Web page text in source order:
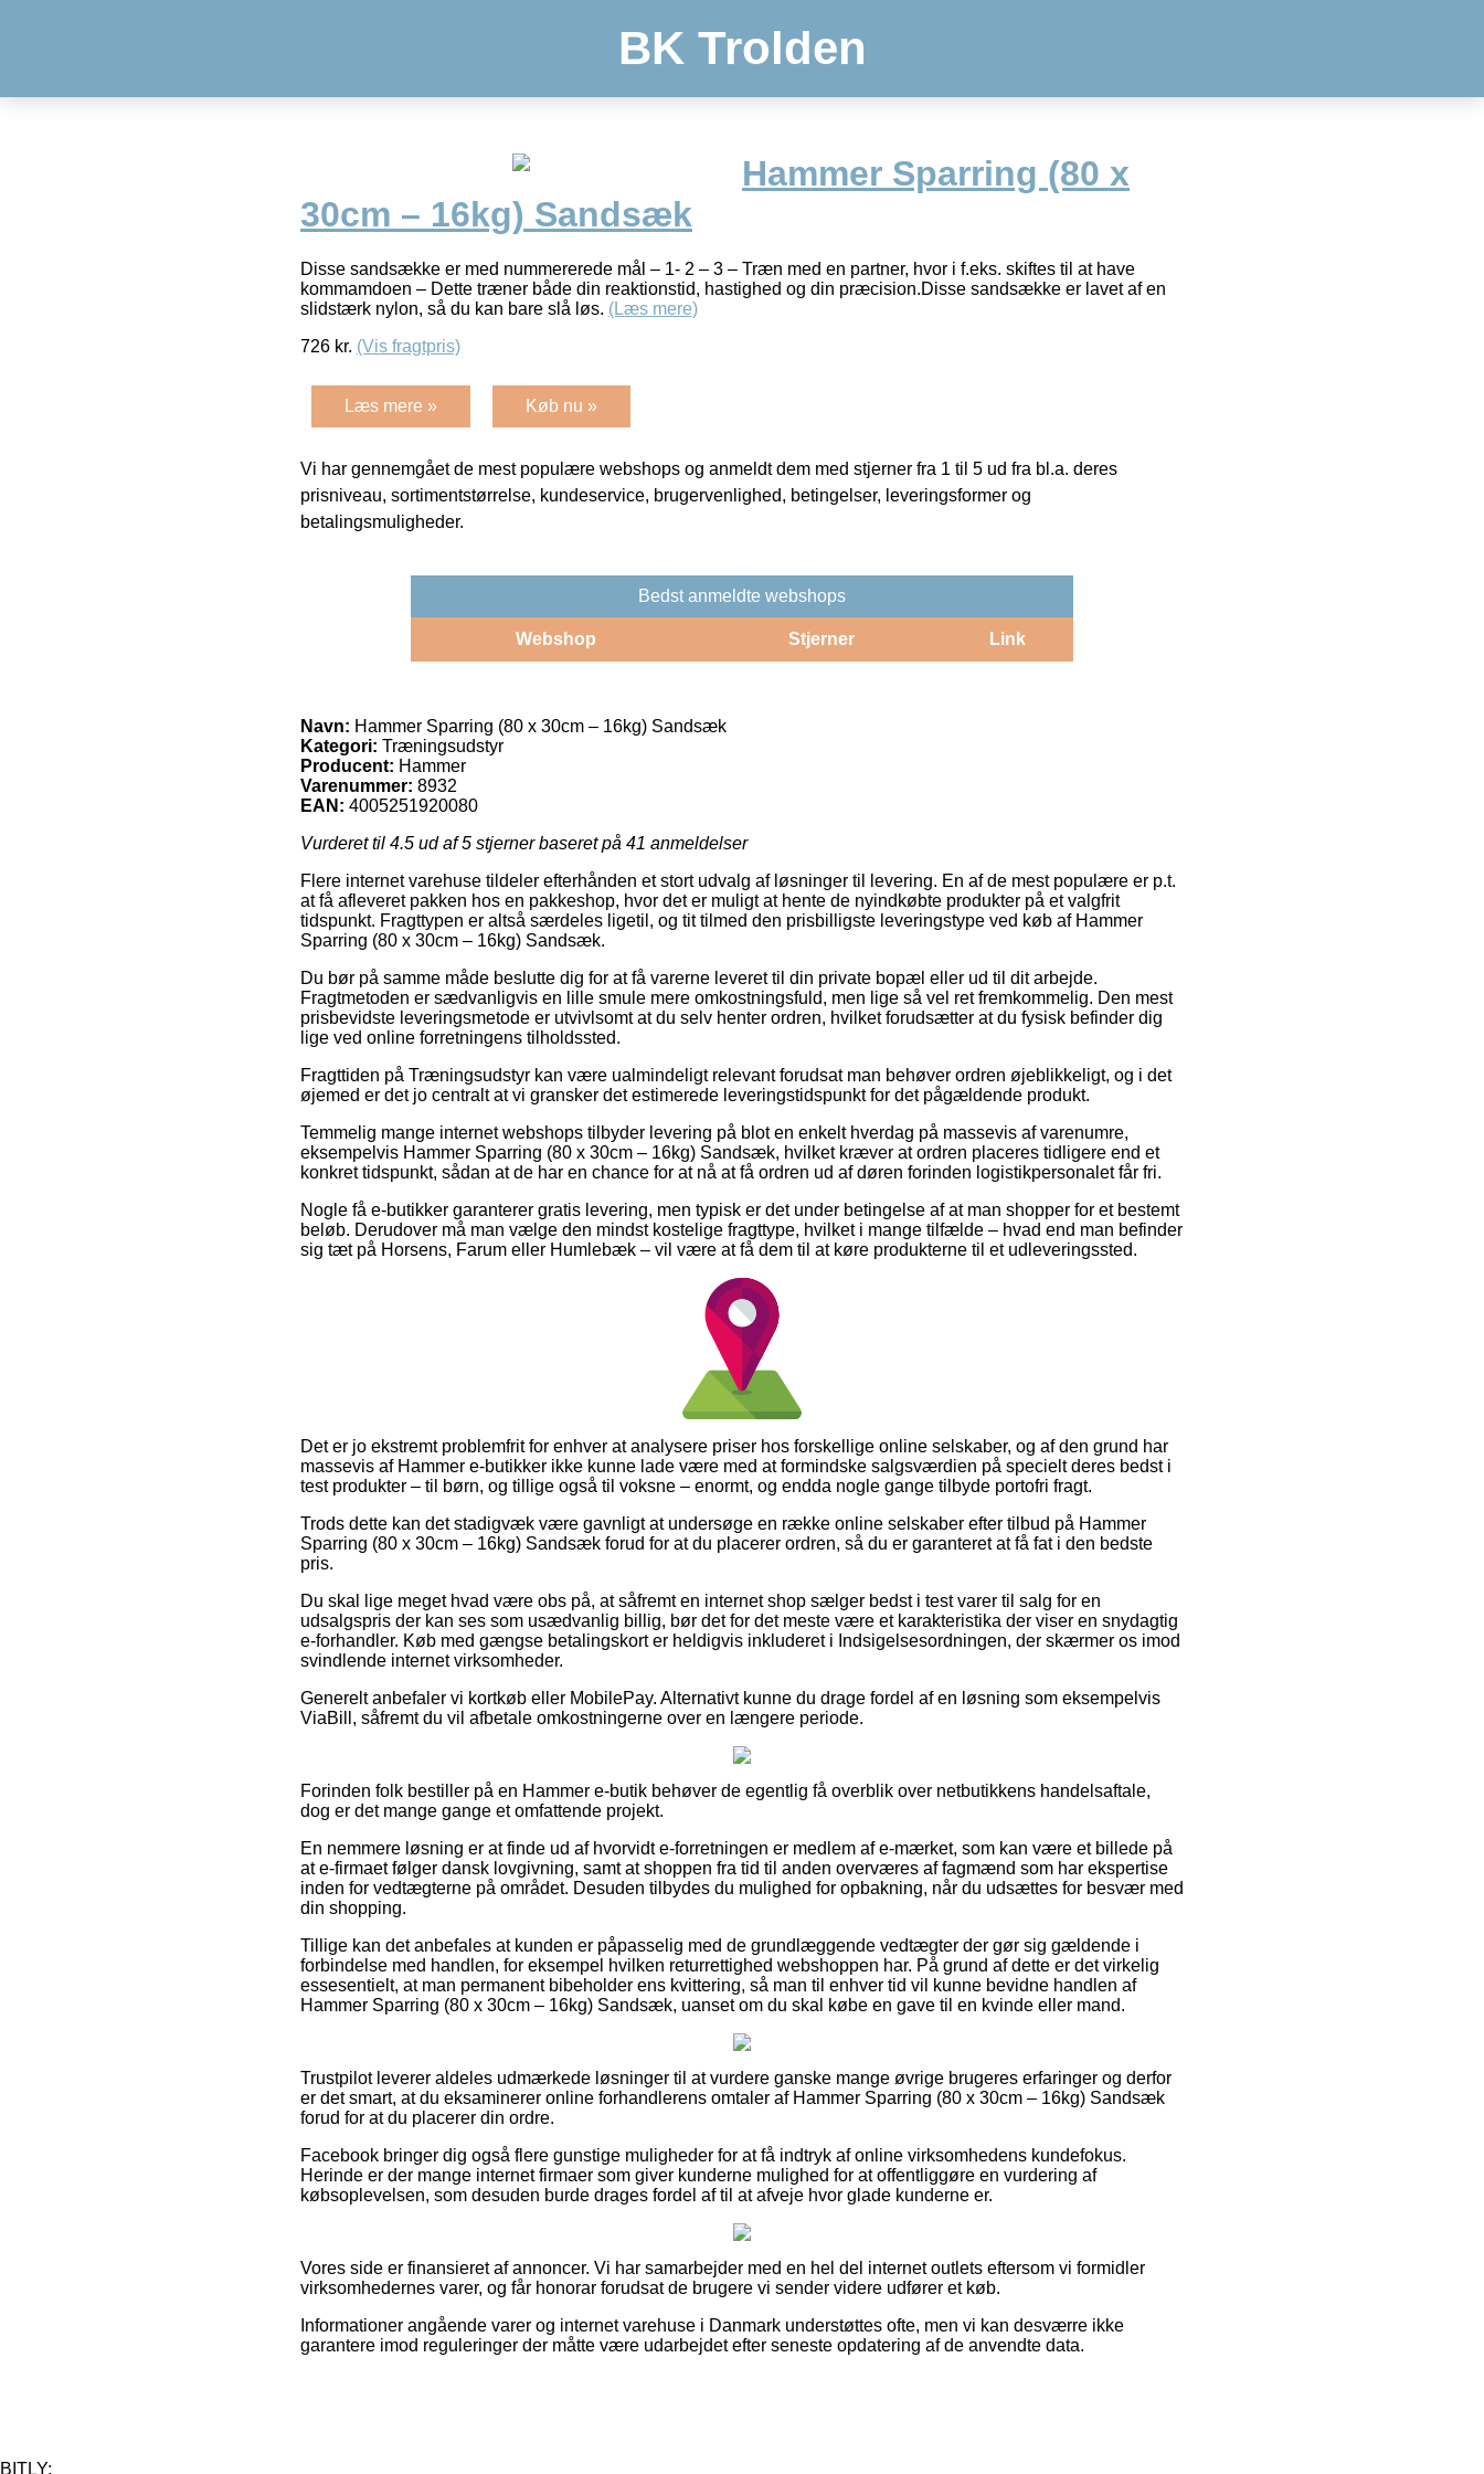
BK Trolden
Hammer Sparring (80 x
30cm – 16kg) Sandsæk
Disse sandsække er med nummererede mål – 1- 2 – 3 – Træn med en partner, hvor i f.eks. skiftes til at have
kommamdoen – Dette træner både din reaktionstid, hastighed og din præcision.Disse sandsække er lavet af en
slidstærk nylon, så du kan bare slå løs. (Læs mere)
726 kr. (Vis fragtpris)
Læs mere » Køb nu »
Vi har gennemgået de mest populære webshops og anmeldt dem med stjerner fra 1 til 5 ud fra bl.a. deres
prisniveau, sortimentstørrelse, kundeservice, brugervenlighed, betingelser, leveringsformer og
betalingsmuligheder.
Bedst anmeldte webshops
Webshop Stjerner Link
Navn: Hammer Sparring (80 x 30cm – 16kg) Sandsæk
Kategori: Træningsudstyr
Producent: Hammer
Varenummer: 8932
EAN: 4005251920080
Vurderet til 4.5 ud af 5 stjerner baseret på 41 anmeldelser
Flere internet varehuse tildeler efterhånden et stort udvalg af løsninger til levering. En af de mest populære er p.t.
at få afleveret pakken hos en pakkeshop, hvor det er muligt at hente de nyindkøbte produkter på et valgfrit
tidspunkt. Fragttypen er altså særdeles ligetil, og tit tilmed den prisbilligste leveringstype ved køb af Hammer
Sparring (80 x 30cm – 16kg) Sandsæk.
Du bør på samme måde beslutte dig for at få varerne leveret til din private bopæl eller ud til dit arbejde.
Fragtmetoden er sædvanligvis en lille smule mere omkostningsfuld, men lige så vel ret fremkommelig. Den mest
prisbevidste leveringsmetode er utvivlsomt at du selv henter ordren, hvilket forudsætter at du fysisk befinder dig
lige ved online forretningens tilholdssted.
Fragttiden på Træningsudstyr kan være ualmindeligt relevant forudsat man behøver ordren øjeblikkeligt, og i det
øjemed er det jo centralt at vi gransker det estimerede leveringstidspunkt for det pågældende produkt.
Temmelig mange internet webshops tilbyder levering på blot en enkelt hverdag på massevis af varenumre,
eksempelvis Hammer Sparring (80 x 30cm – 16kg) Sandsæk, hvilket kræver at ordren placeres tidligere end et
konkret tidspunkt, sådan at de har en chance for at nå at få ordren ud af døren forinden logistikpersonalet får fri.
Nogle få e-butikker garanterer gratis levering, men typisk er det under betingelse af at man shopper for et bestemt
beløb. Derudover må man vælge den mindst kostelige fragttype, hvilket i mange tilfælde – hvad end man befinder
sig tæt på Horsens, Farum eller Humlebæk – vil være at få dem til at køre produkterne til et udleveringssted.
Det er jo ekstremt problemfrit for enhver at analysere priser hos forskellige online selskaber, og af den grund har
massevis af Hammer e-butikker ikke kunne lade være med at formindske salgsværdien på specielt deres bedst i
test produkter – til børn, og tillige også til voksne – enormt, og endda nogle gange tilbyde portofri fragt.
Trods dette kan det stadigvæk være gavnligt at undersøge en række online selskaber efter tilbud på Hammer
Sparring (80 x 30cm – 16kg) Sandsæk forud for at du placerer ordren, så du er garanteret at få fat i den bedste
pris.
Du skal lige meget hvad være obs på, at såfremt en internet shop sælger bedst i test varer til salg for en
udsalgspris der kan ses som usædvanlig billig, bør det for det meste være et karakteristika der viser en snydagtig
e-forhandler. Køb med gængse betalingskort er heldigvis inkluderet i Indsigelsesordningen, der skærmer os imod
svindlende internet virksomheder.
Generelt anbefaler vi kortkøb eller MobilePay. Alternativt kunne du drage fordel af en løsning som eksempelvis
ViaBill, såfremt du vil afbetale omkostningerne over en længere periode.
Forinden folk bestiller på en Hammer e-butik behøver de egentlig få overblik over netbutikkens handelsaftale,
dog er det mange gange et omfattende projekt.
En nemmere løsning er at finde ud af hvorvidt e-forretningen er medlem af e-mærket, som kan være et billede på
at e-firmaet følger dansk lovgivning, samt at shoppen fra tid til anden overværes af fagmænd som har ekspertise
inden for vedtægterne på området. Desuden tilbydes du mulighed for opbakning, når du udsættes for besvær med
din shopping.
Tillige kan det anbefales at kunden er påpasselig med de grundlæggende vedtægter der gør sig gældende i
forbindelse med handlen, for eksempel hvilken returrettighed webshoppen har. På grund af dette er det virkelig
essesentielt, at man permanent bibeholder ens kvittering, så man til enhver tid vil kunne bevidne handlen af
Hammer Sparring (80 x 30cm – 16kg) Sandsæk, uanset om du skal købe en gave til en kvinde eller mand.
Trustpilot leverer aldeles udmærkede løsninger til at vurdere ganske mange øvrige brugeres erfaringer og derfor
er det smart, at du eksaminerer online forhandlerens omtaler af Hammer Sparring (80 x 30cm – 16kg) Sandsæk
forud for at du placerer din ordre.
Facebook bringer dig også flere gunstige muligheder for at få indtryk af online virksomhedens kundefokus.
Herinde er der mange internet firmaer som giver kunderne mulighed for at offentliggøre en vurdering af
købsoplevelsen, som desuden burde drages fordel af til at afveje hvor glade kunderne er.
Vores side er finansieret af annoncer. Vi har samarbejder med en hel del internet outlets eftersom vi formidler
virksomhedernes varer, og får honorar forudsat de brugere vi sender videre udfører et køb.
Informationer angående varer og internet varehuse i Danmark understøttes ofte, men vi kan desværre ikke
garantere imod reguleringer der måtte være udarbejdet efter seneste opdatering af de anvendte data.
BITLY: